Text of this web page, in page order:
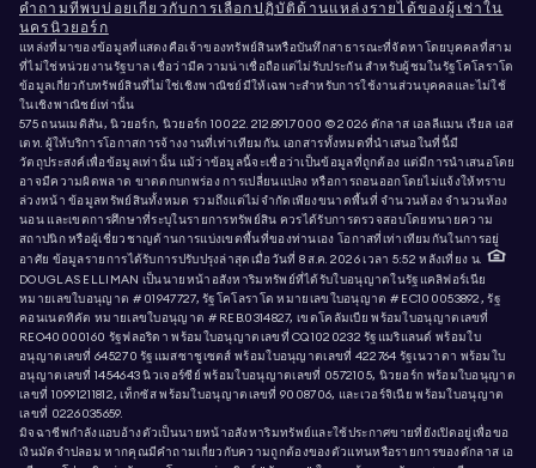
คำถามที่พบบ่อยเกี่ยวกับการเลือกปฏิบัติด้านแหล่งรายได้ของผู้เช่าใน
นครนิวยอร์ก
แหล่งที่มาของข้อมูลที่แสดงคือเจ้าของทรัพย์สินหรือบันทึกสาธารณะที่จัดหาโดยบุคคลที่สาม
ที่ไม่ใช่หน่วยงานรัฐบาล เชื่อว่ามีความน่าเชื่อถือแต่ไม่รับประกัน สำหรับผู้ชมในรัฐโคโลราโด
ข้อมูลเกี่ยวกับทรัพย์สินที่ไม่ใช่เชิงพาณิชย์มีให้เฉพาะสำหรับการใช้งานส่วนบุคคลและไม่ใช้
ในเชิงพาณิชย์เท่านั้น
575 ถนนเมดิสัน, นิวยอร์ก, นิวยอร์ก 10022. 212.891.7000 © 2026 ดักลาส เอลลีแมน เรียล เอส
เตท. ผู้ให้บริการโอกาสการจ้างงานที่เท่าเทียมกัน. เอกสารทั้งหมดที่นำเสนอในที่นี้มี
วัตถุประสงค์เพื่อข้อมูลเท่านั้น แม้ว่าข้อมูลนี้จะเชื่อว่าเป็นข้อมูลที่ถูกต้อง แต่มีการนำเสนอโดย
อาจมีความผิดพลาด ขาดตกบกพร่อง การเปลี่ยนแปลง หรือการถอนออกโดยไม่แจ้งให้ทราบ
ล่วงหน้า ข้อมูลทรัพย์สินทั้งหมด รวมถึงแต่ไม่จำกัดเพียงขนาดพื้นที่ จำนวนห้อง จำนวนห้อง
นอน และเขตการศึกษาที่ระบุในรายการทรัพย์สิน ควรได้รับการตรวจสอบโดยทนายความ
สถาปนิก หรือผู้เชี่ยวชาญด้านการแบ่งเขตพื้นที่ของท่านเอง โอกาสที่เท่าเทียมกันในการอยู่
อาศัย ข้อมูลรายการได้รับการปรับปรุงล่าสุดเมื่อวันที่ 8 ส.ค. 2026 เวลา 5:52 หลังเที่ยง น.
DOUGLAS ELLIMAN เป็นนายหน้าอสังหาริมทรัพย์ที่ได้รับใบอนุญาตในรัฐแคลิฟอร์เนีย
หมายเลขใบอนุญาต # 01947727, รัฐโคโลราโด หมายเลขใบอนุญาต # EC100053892, รัฐ
คอนเนตทิคัต หมายเลขใบอนุญาต # REB.0314827, เขตโคลัมเบีย พร้อมใบอนุญาตเลขที่
REO40000160 รัฐฟลอริดา พร้อมใบอนุญาตเลขที่ CQ1020232 รัฐแมริแลนด์ พร้อมใบ
อนุญาตเลขที่ 645270 รัฐแมสซาชูเซตส์ พร้อมใบอนุญาตเลขที่ 422764 รัฐเนวาดา พร้อมใบ
อนุญาตเลขที่ 1454643 นิวเจอร์ซีย์ พร้อมใบอนุญาตเลขที่ 0572105, นิวยอร์ก พร้อมใบอนุญาต
เลขที่ 10991211812, เท็กซัส พร้อมใบอนุญาตเลขที่ 9008706, และเวอร์จิเนีย พร้อมใบอนุญาต
เลขที่ 0226035659.
มิจฉาชีพกำลังแอบอ้างตัวเป็นนายหน้าอสังหาริมทรัพย์และใช้ประกาศขายที่ยังเปิดอยู่เพื่อขอ
เงินมัดจำปลอม หากคุณมีคำถามเกี่ยวกับความถูกต้องของตัวแทนหรือรายการของดักลาส เอ